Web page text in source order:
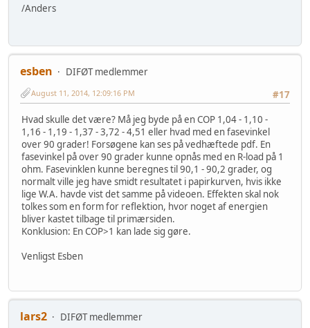
/Anders
esben
DIFØT medlemmer
#17
August 11, 2014, 12:09:16 PM
Hvad skulle det være? Må jeg byde på en COP 1,04 - 1,10 -
1,16 - 1,19 - 1,37 - 3,72 - 4,51 eller hvad med en fasevinkel
over 90 grader! Forsøgene kan ses på vedhæftede pdf. En
fasevinkel på over 90 grader kunne opnås med en R-load på 1
ohm. Fasevinklen kunne beregnes til 90,1 - 90,2 grader, og
normalt ville jeg have smidt resultatet i papirkurven, hvis ikke
lige W.A. havde vist det samme på videoen. Effekten skal nok
tolkes som en form for reflektion, hvor noget af energien
bliver kastet tilbage til primærsiden.
Konklusion: En COP>1 kan lade sig gøre.
Venligst Esben
lars2
DIFØT medlemmer